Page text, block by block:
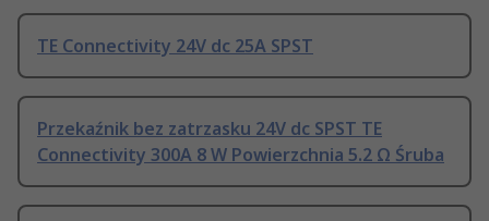
TE Connectivity 24V dc 25A SPST
Przekaźnik bez zatrzasku 24V dc SPST TE
Connectivity 300A 8 W Powierzchnia 5.2 Ω Śruba